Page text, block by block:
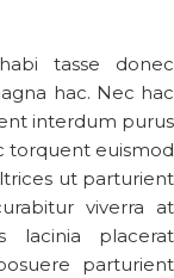
tasse donec
hac. Nec hac
interdum purus
torquent euismod
ut parturient
viverra at
lacinia placerat
parturient